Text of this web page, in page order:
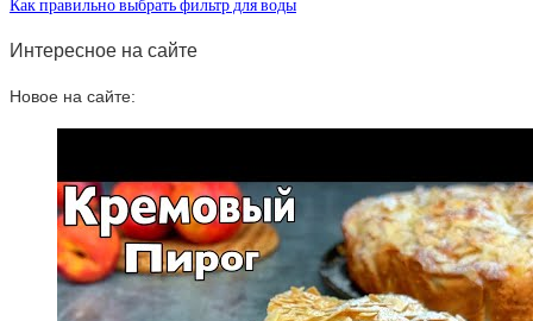
Как правильно выбрать фильтр для воды
Интересное на сайте
Новое на сайте: